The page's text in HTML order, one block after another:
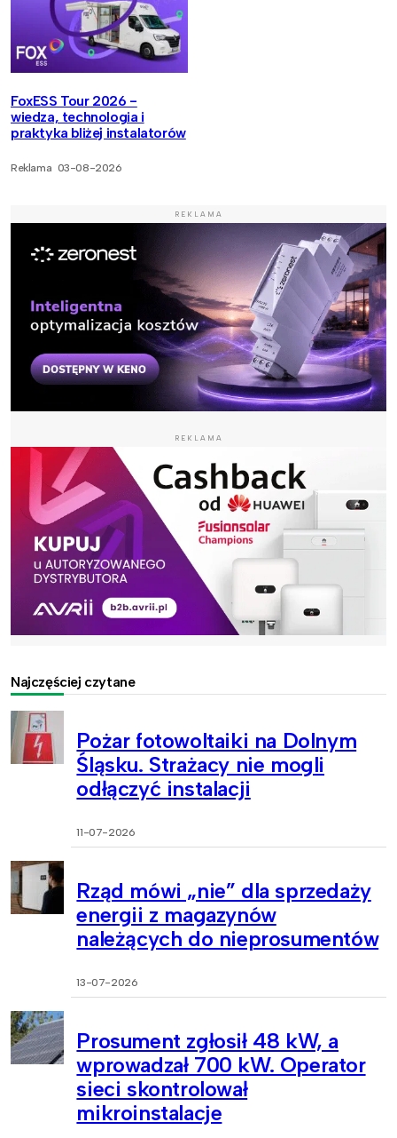
FoxESS Tour 2026 -
wiedza, technologia i
praktyka bliżej instalatorów
Reklama 03-08-2026
REKLAMA
REKLAMA
Najczęściej czytane
Pożar fotowoltaiki na Dolnym
Śląsku. Strażacy nie mogli
odłączyć instalacji
11-07-2026
Rząd mówi „nie” dla sprzedaży
energii z magazynów
należących do nieprosumentów
13-07-2026
Prosument zgłosił 48 kW, a
wprowadzał 700 kW. Operator
sieci skontrolował
mikroinstalacje